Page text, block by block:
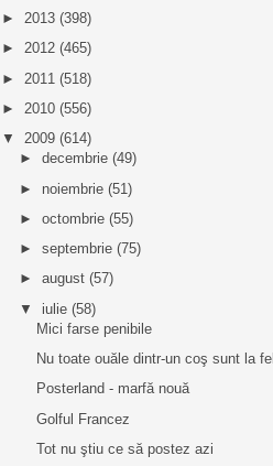
► 2013 (398)
► 2012 (465)
► 2011 (518)
► 2010 (556)
▼ 2009 (614)
► decembrie (49)
► noiembrie (51)
► octombrie (55)
► septembrie (75)
► august (57)
▼ iulie (58)
Mici farse penibile
Nu toate ouăle dintr-un coş sunt la fel
Posterland - marfă nouă
Golful Francez
Tot nu ştiu ce să postez azi